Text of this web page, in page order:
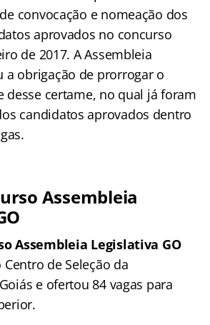
convocação e nomeação dos
aprovados no concurso
de 2017. A Assembleia
a obrigação de prorrogar o
desse certame, no qual já foram
candidatos aprovados dentro
Assembleia
Assembleia Legislativa GO
de Seleção da
e ofertou 84 vagas para